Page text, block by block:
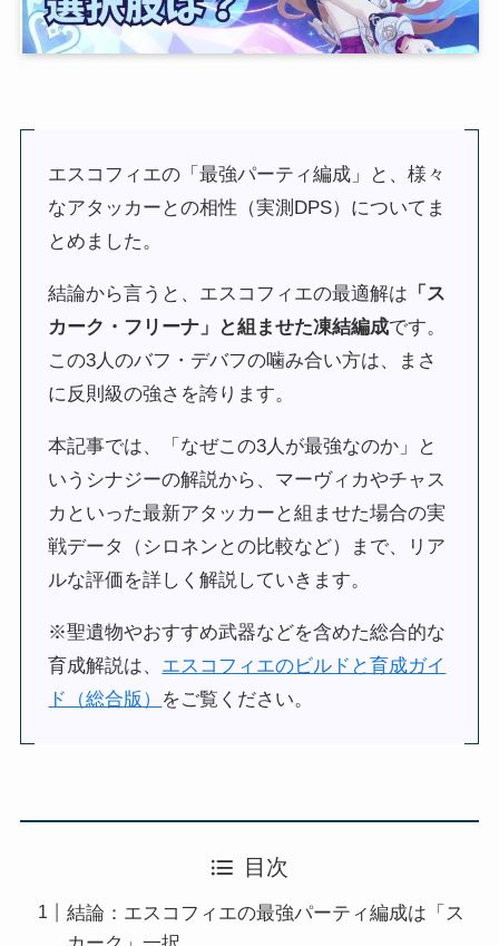
エスコフィエの「最強パーティ編成」と、様々
なアタッカーとの相性（実測DPS）についてま
とめました。
結論から言うと、エスコフィエの最適解は 「ス
カーク・フリーナ」と組ませた凍結編成です。
この3人のバフ・デバフの噛み合い方は、まさ
に反則級の強さを誇ります。
本記事では、「なぜこの3人が最強なのか」と
いうシナジーの解説から、マーヴィカやチャス
カといった最新アタッカーと組ませた場合の実
戦データ（シロネンとの比較など）まで、リア
ルな評価を詳しく解説していきます。
※聖遺物やおすすめ武器などを含めた総合的な
育成解説は、 エスコフィエのビルドと育成ガイ
ド（総合版） をご覧ください。
目次
結論：エスコフィエの最強パーティ編成は「ス